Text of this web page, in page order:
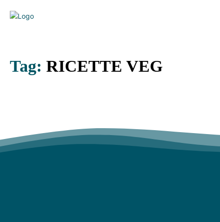
Tag: RICETTE VEG